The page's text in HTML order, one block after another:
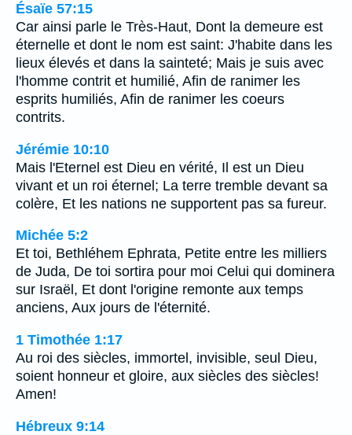
Ésaïe 57:15
Car ainsi parle le Très-Haut, Dont la demeure est
éternelle et dont le nom est saint: J'habite dans les
lieux élevés et dans la sainteté; Mais je suis avec
l'homme contrit et humilié, Afin de ranimer les
esprits humiliés, Afin de ranimer les coeurs
contrits.
Jérémie 10:10
Mais l'Eternel est Dieu en vérité, Il est un Dieu
vivant et un roi éternel; La terre tremble devant sa
colère, Et les nations ne supportent pas sa fureur.
Michée 5:2
Et toi, Bethléhem Ephrata, Petite entre les milliers
de Juda, De toi sortira pour moi Celui qui dominera
sur Israël, Et dont l'origine remonte aux temps
anciens, Aux jours de l'éternité.
1 Timothée 1:17
Au roi des siècles, immortel, invisible, seul Dieu,
soient honneur et gloire, aux siècles des siècles!
Amen!
Hébreux 9:14